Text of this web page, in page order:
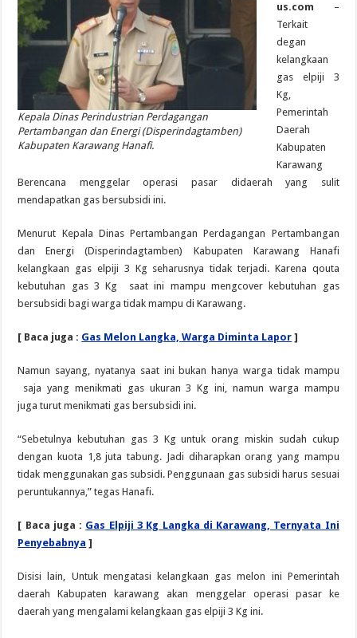
Kepala Dinas Perindustrian Perdagangan
Pertambangan dan Energi (Disperindagtamben)
Kabupaten Karawang Hanafi.
us.com –
Terkait
degan
kelangkaan
gas elpiji 3
Kg,
Pemerintah
Daerah
Kabupaten
Karawang
Berencana menggelar operasi pasar didaerah yang sulit
mendapatkan gas bersubsidi ini.
Menurut Kepala Dinas Pertambangan Perdagangan Pertambangan
dan Energi (Disperindagtamben) Kabupaten Karawang Hanafi
kelangkaan gas elpiji 3 Kg seharusnya tidak terjadi. Karena qouta
kebutuhan gas 3 Kg saat ini mampu mengcover kebutuhan gas
bersubsidi bagi warga tidak mampu di Karawang.
[ Baca juga : Gas Melon Langka, Warga Diminta Lapor ]
Namun sayang, nyatanya saat ini bukan hanya warga tidak mampu
saja yang menikmati gas ukuran 3 Kg ini, namun warga mampu
juga turut menikmati gas bersubsidi ini.
“Sebetulnya kebutuhan gas 3 Kg untuk orang miskin sudah cukup
dengan kuota 1,8 juta tabung. Jadi diharapkan orang yang mampu
tidak menggunakan gas subsidi. Penggunaan gas subsidi harus sesuai
peruntukannya,” tegas Hanafi.
[ Baca juga : Gas Elpiji 3 Kg Langka di Karawang, Ternyata Ini
Penyebabnya ]
Disisi lain, Untuk mengatasi kelangkaan gas melon ini Pemerintah
daerah Kabupaten karawang akan menggelar operasi pasar ke
daerah yang mengalami kelangkaan gas elpiji 3 Kg ini.